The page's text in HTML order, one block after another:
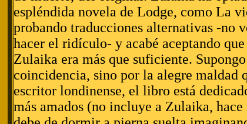
espléndida novela de Lodge, como La
probando traducciones alternativas -no
hacer el ridículo- y acabé aceptando
Zulaika era más que suficiente.
coincidencia, sino por la alegre maldad
escritor londinense, el libro está
más amados (no incluye a Zulaika,